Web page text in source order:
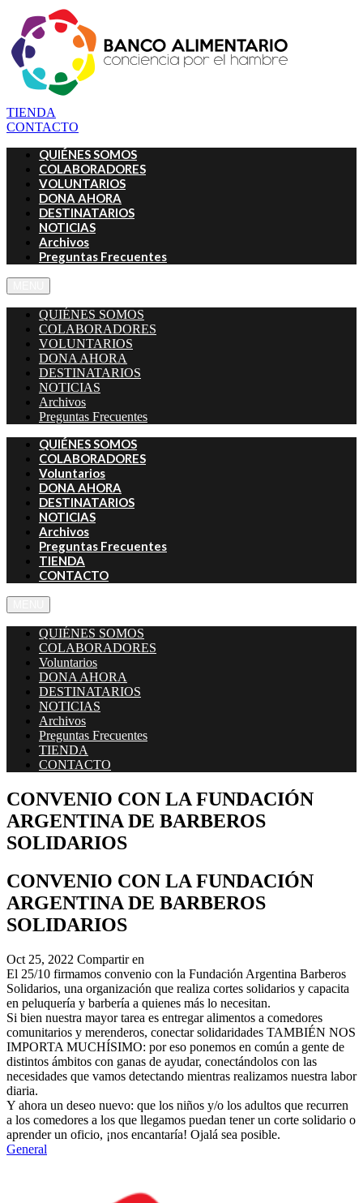
TIENDA
CONTACTO
QUIÉNES SOMOS
COLABORADORES
VOLUNTARIOS
DONA AHORA
DESTINATARIOS
NOTICIAS
Archivos
Preguntas Frecuentes
QUIÉNES SOMOS
COLABORADORES
VOLUNTARIOS
DONA AHORA
DESTINATARIOS
NOTICIAS
Archivos
Preguntas Frecuentes
QUIÉNES SOMOS
COLABORADORES
Voluntarios
DONA AHORA
DESTINATARIOS
NOTICIAS
Archivos
Preguntas Frecuentes
TIENDA
CONTACTO
QUIÉNES SOMOS
COLABORADORES
Voluntarios
DONA AHORA
DESTINATARIOS
NOTICIAS
Archivos
Preguntas Frecuentes
TIENDA
CONTACTO
CONVENIO CON LA FUNDACIÓN
ARGENTINA DE BARBEROS
SOLIDARIOS
CONVENIO CON LA FUNDACIÓN
ARGENTINA DE BARBEROS
SOLIDARIOS
Oct 25, 2022 Compartir en
El 25/10 firmamos convenio con la Fundación Argentina Barberos
Solidarios, una organización que realiza cortes solidarios y capacita
en peluquería y barbería a quienes más lo necesitan.
Si bien nuestra mayor tarea es entregar alimentos a comedores
comunitarios y merenderos, conectar solidaridades TAMBIÉN NOS
IMPORTA MUCHÍSIMO: por eso ponemos en común a gente de
distintos ámbitos con ganas de ayudar, conectándolos con las
necesidades que vamos detectando mientras realizamos nuestra labor
diaria.
Y ahora un deseo nuevo: que los niños y/o los adultos que recurren
a los comedores a los que llegamos puedan tener un corte solidario o
aprender un oficio, ¡nos encantaría! Ojalá sea posible.
General